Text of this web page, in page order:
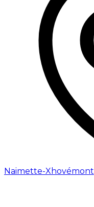
Naimette-Xhovémont